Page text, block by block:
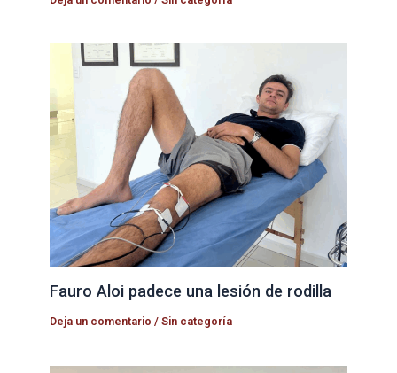
Fauro Aloi padece una lesión de rodilla
Deja un comentario /Sin categoría